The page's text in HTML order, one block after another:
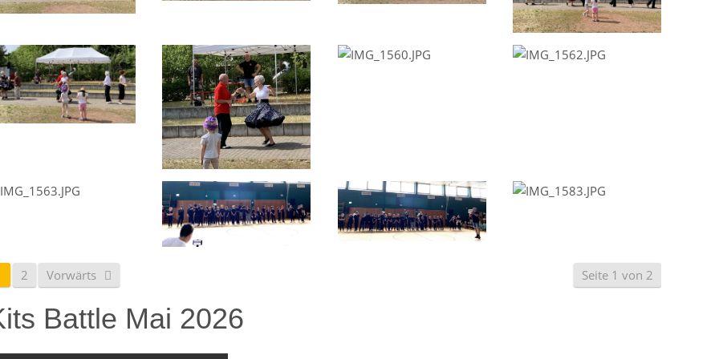
Seite 1 von 2
2 Vorwärts
Battle Mai 2026